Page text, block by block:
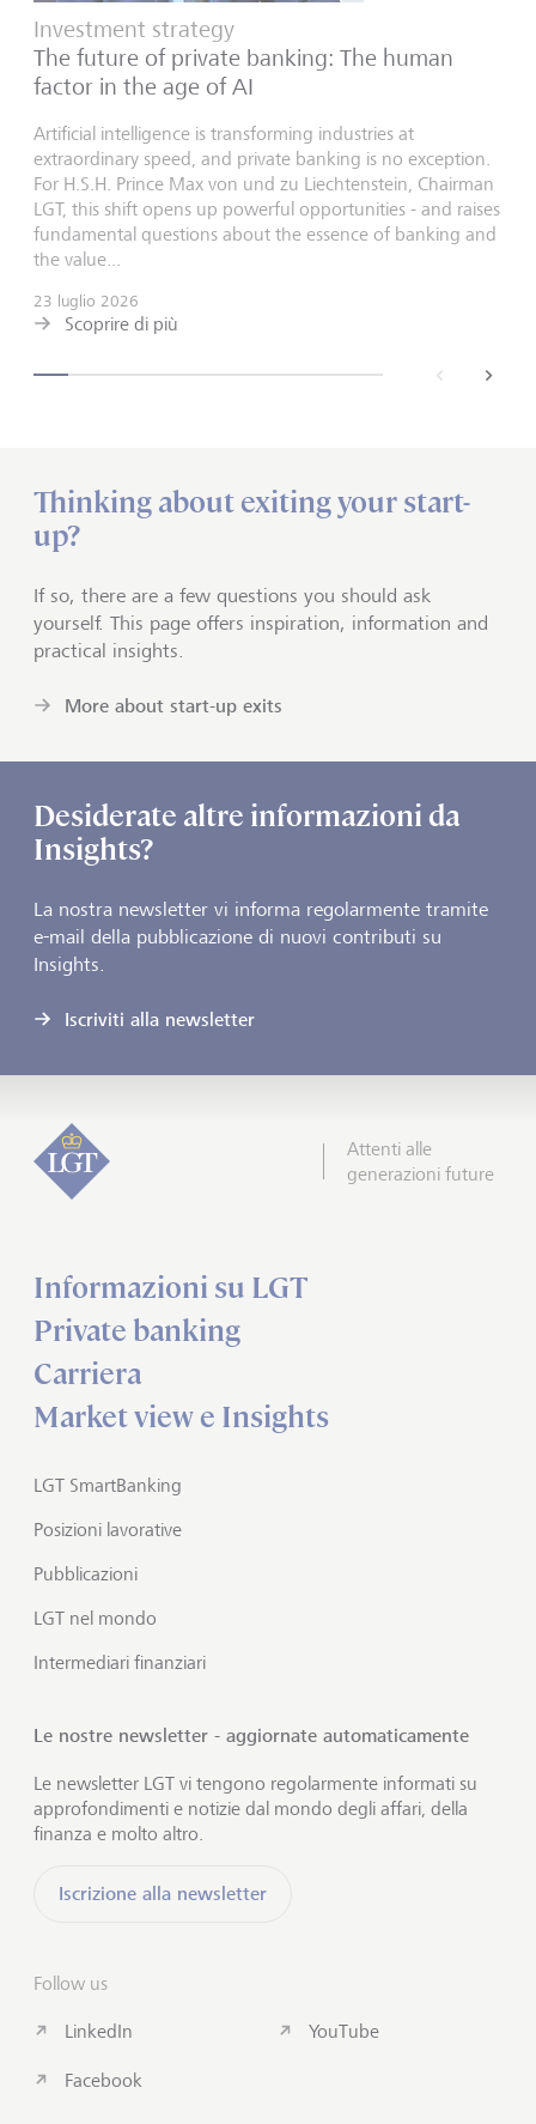
Investment strategy
The future of private banking: The human
factor in the age of AI
Artificial intelligence is transforming industries at
extraordinary speed, and private banking is no exception.
For H.S.H. Prince Max von und zu Liechtenstein, Chairman
LGT, this shift opens up powerful opportunities - and raises
fundamental questions about the essence of banking and
the value...
23 luglio 2026
Scoprire di più
next
Thinking about exiting your start-
up?
If so, there are a few questions you should ask
yourself. This page offers inspiration, information and
practical insights.
More about start-up exits
Desiderate altre informazioni da
Insights?
La nostra newsletter vi informa regolarmente tramite
e-mail della pubblicazione di nuovi contributi su
Insights.
Iscriviti alla newsletter
Attenti alle
generazioni future
Informazioni su LGT
Private banking
Carriera
Market view e Insights
LGT SmartBanking
Posizioni lavorative
Pubblicazioni
LGT nel mondo
Intermediari finanziari
Le nostre newsletter - aggiornate automaticamente
Le newsletter LGT vi tengono regolarmente informati su
approfondimenti e notizie dal mondo degli affari, della
finanza e molto altro.
Iscrizione alla newsletter
Follow us
LinkedIn
Facebook
YouTube